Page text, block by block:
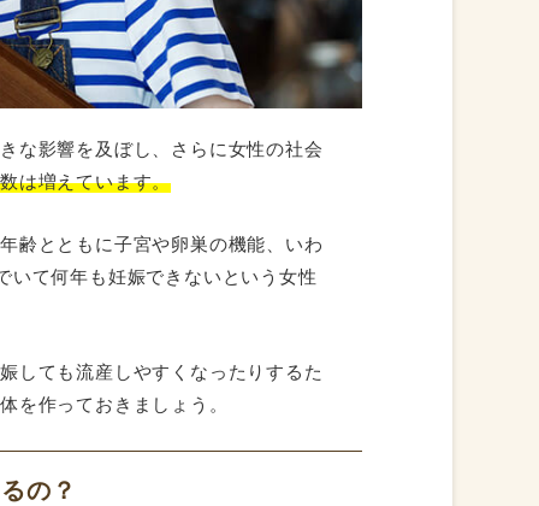
な影響を及ぼし、さらに女性の社会
は増えています。
齢とともに子宮や卵巣の機能、いわ
いて何年も妊娠できないという女性
しても流産しやすくなったりするた
を作っておきましょう。
の？